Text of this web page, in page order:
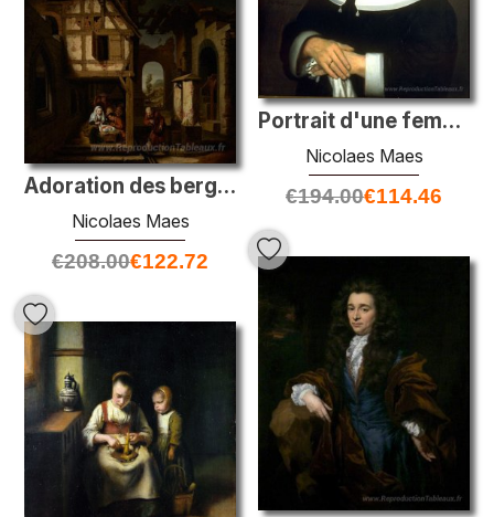
Portrait d'une femme
Nicolaes Maes
€194.00€114.46
Adoration des bergers
Nicolaes Maes
€208.00€122.72